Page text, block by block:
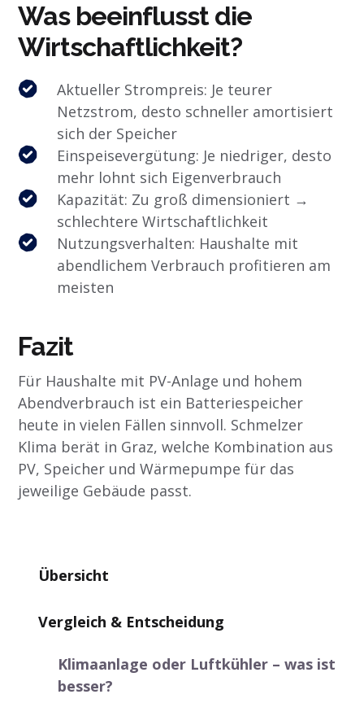
Übersicht
Vergleich & Entscheidung
Klimaanlage oder Luftkühler – was ist
besser?
Was beeinflusst die
Wirtschaftlichkeit?
Aktueller Strompreis: Je teurer
Netzstrom, desto schneller amortisiert
sich der Speicher
Einspeisevergütung: Je niedriger, desto
mehr lohnt sich Eigenverbrauch
Kapazität: Zu groß dimensioniert →
schlechtere Wirtschaftlichkeit
Nutzungsverhalten: Haushalte mit
abendlichem Verbrauch profitieren am
meisten
Fazit
Für Haushalte mit PV-Anlage und hohem
Abendverbrauch ist ein Batteriespeicher
heute in vielen Fällen sinnvoll. Schmelzer
Klima berät in Graz, welche Kombination aus
PV, Speicher und Wärmepumpe für das
jeweilige Gebäude passt.